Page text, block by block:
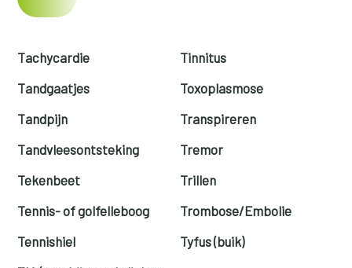
Tachycardie
Tandgaatjes
Tandpijn
Tandvleesontsteking
Tekenbeet
Tennis- of golfelleboog
Tennishiel
Tinnitus
Toxoplasmose
Transpireren
Tremor
Trillen
Trombose/Embolie
Tyfus (buik)